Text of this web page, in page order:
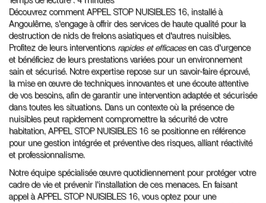
Découvrez comment APPEL STOP NUISIBLES 16, installé à
Angoulême, s'engage à offrir des services de haute qualité pour la
destruction de nids de frelons asiatiques et d'autres nuisibles.
Profitez de leurs interventions rapides et efficacesen cas d'urgence
et bénéficiez de leurs prestations variées pour un environnement
sain et sécurisé. Notre expertise repose sur un savoir-faire éprouvé,
la mise en œuvre de techniques innovantes et une écoute attentive
de vos besoins, afin de garantir une intervention adaptée et sécurisée
dans toutes les situations. Dans un contexte où la présence de
nuisibles peut rapidement compromettre la sécurité de votre
habitation, APPEL STOP NUISIBLES 16 se positionne en référence
pour une gestion intégrée et préventive des risques, alliant réactivité
et professionnalisme.
Notre équipe spécialisée œuvre quotidiennement pour protéger votre
cadre de vie et prévenir l'installation de ces menaces. En faisant
appel à APPEL STOP NUISIBLES 16, vous optez pour une